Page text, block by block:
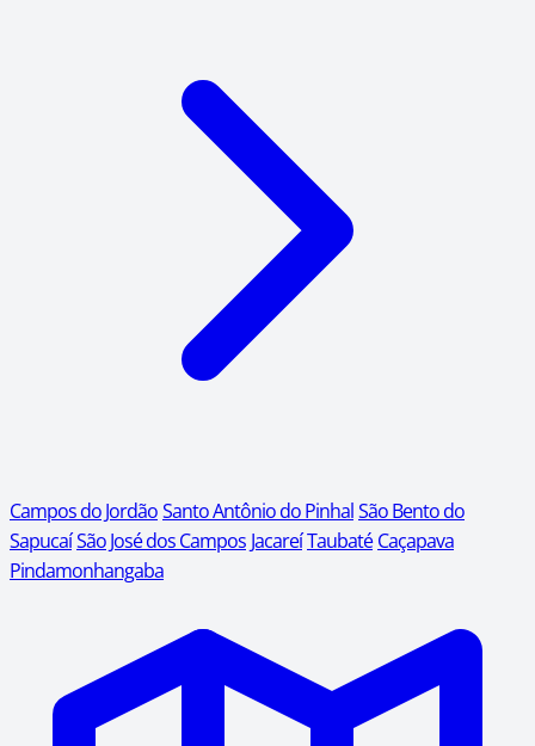
Campos do JordãoSanto Antônio do PinhalSão Bento do
SapucaíSão José dos Campos JacareíTaubaté Caçapava
Pindamonhangaba